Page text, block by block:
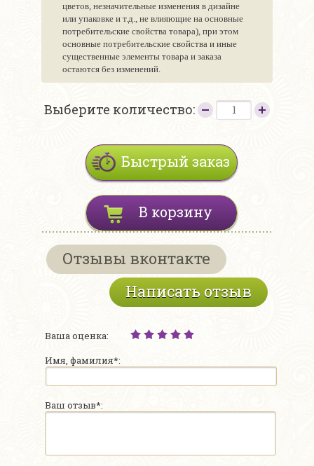
цветов, незначительные изменения в дизайне
или упаковке и т.д., не влияющие на основные
потребительские свойства товара), при этом
основные потребительские свойства и иные
существенные элементы товара и заказа
остаются без изменений.
Выберите количество:
Быстрый заказ
В корзину
Отзывы вконтакте
Написать отзыв
Ваша оценка:
Имя, фамилия*:
Ваш отзыв*: